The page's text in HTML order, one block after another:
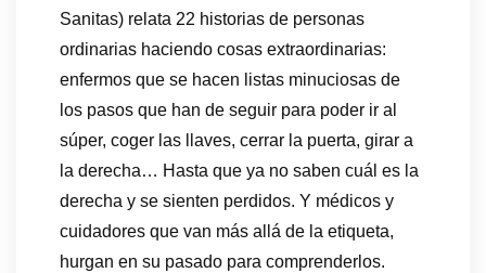
Sanitas) relata 22 historias de personas
ordinarias haciendo cosas extraordinarias:
enfermos que se hacen listas minuciosas de
los pasos que han de seguir para poder ir al
súper, coger las llaves, cerrar la puerta, girar a
la derecha… Hasta que ya no saben cuál es la
derecha y se sienten perdidos. Y médicos y
cuidadores que van más allá de la etiqueta,
hurgan en su pasado para comprenderlos.